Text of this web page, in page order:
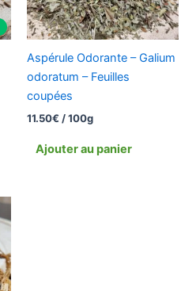
Aspérule Odorante – Galium
odoratum – Feuilles
coupées
11.50€ / 100g
Ajouter au panier